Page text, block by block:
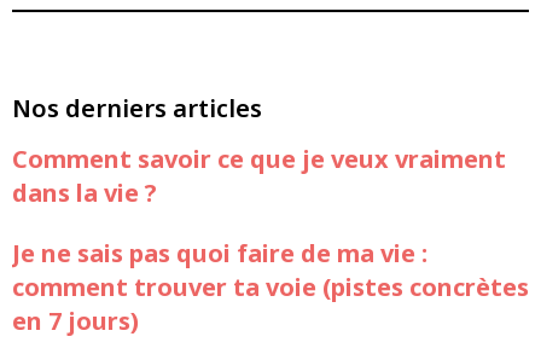
Nos derniers articles
Comment savoir ce que je veux vraiment
dans la vie ?
Je ne sais pas quoi faire de ma vie :
comment trouver ta voie (pistes concrètes
en 7 jours)